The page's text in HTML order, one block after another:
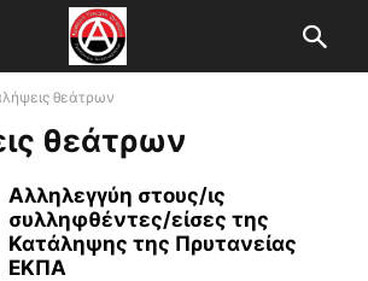
θεάτρων
θεάτρων
Αλληλεγγύη στους/ις
συλληφθέντες/είσες της
Κατάληψης της Πρυτανείας
ΕΚΠΑ